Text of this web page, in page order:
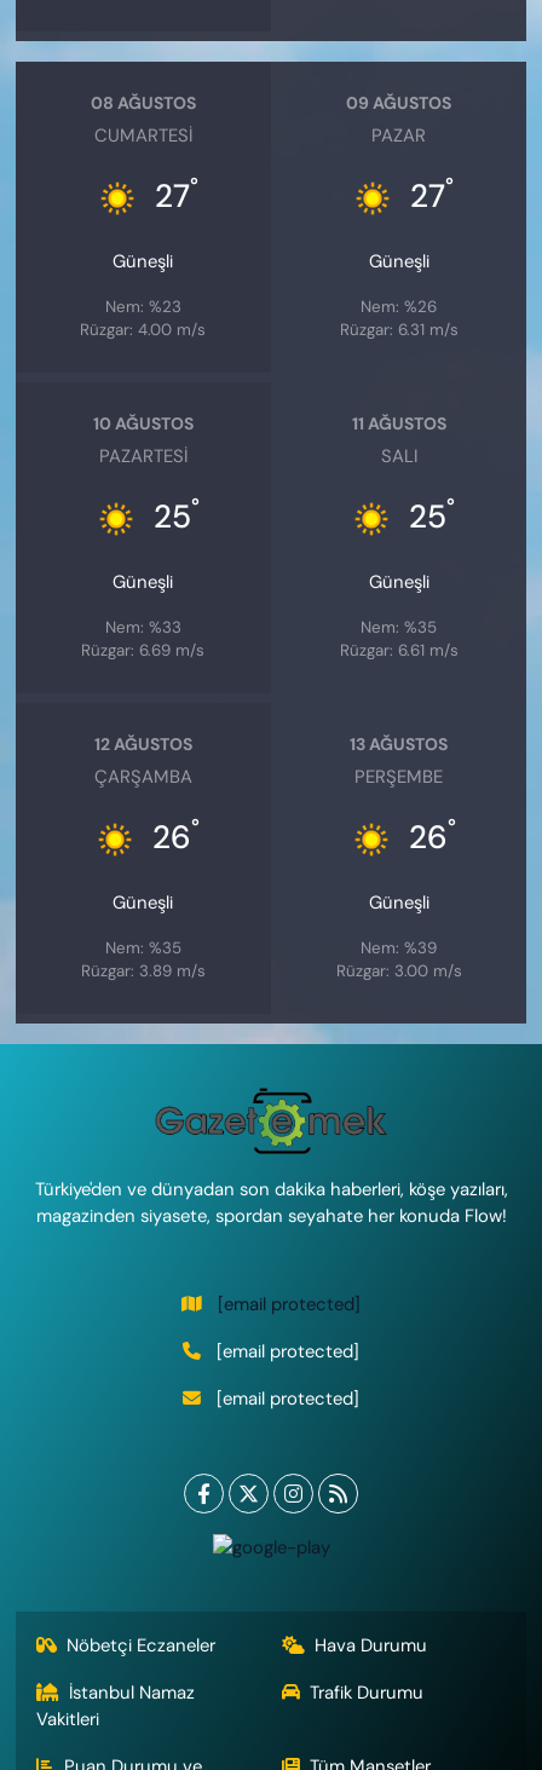
08 AĞUSTOS
CUMARTESI
27°
Güneşli
Nem: %23
Rüzgar: 4.00 m/s
09 AĞUSTOS
PAZAR
27°
Güneşli
Nem: %26
Rüzgar: 6.31 m/s
10 AĞUSTOS
PAZARTESI
25°
Güneşli
Nem: %33
Rüzgar: 6.69 m/s
11 AĞUSTOS
SALI
25°
Güneşli
Nem: %35
Rüzgar: 6.61 m/s
12 AĞUSTOS
ÇARŞAMBA
26°
Güneşli
Nem: %35
Rüzgar: 3.89 m/s
13 AĞUSTOS
PERŞEMBE
26°
Güneşli
Nem: %39
Rüzgar: 3.00 m/s
Türkiye'den ve dünyadan son dakika haberleri, köşe yazıları,
magazinden siyasete, spordan seyahate her konuda Flow!
[email protected]
[email protected]
[email protected]
Nöbetçi Eczaneler
Hava Durumu
İstanbul Namaz
Vakitleri
Trafik Durumu